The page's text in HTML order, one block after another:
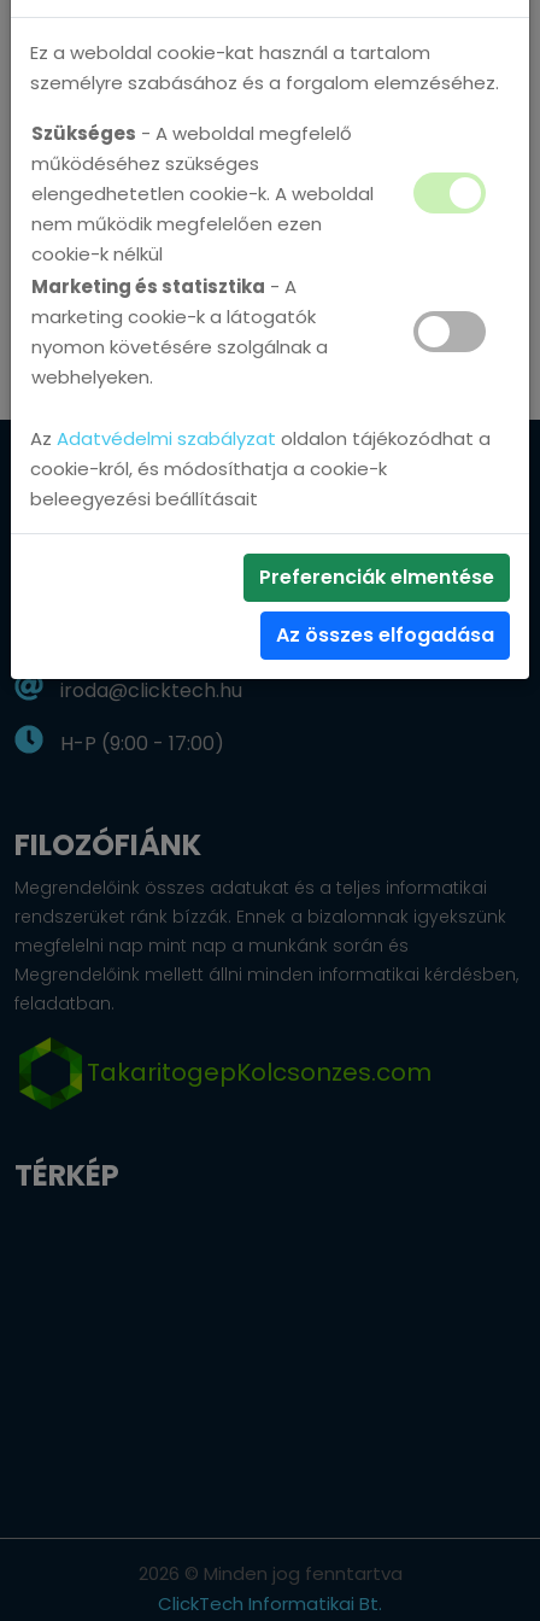
Cégünk a szakmában eltöltött évtizedek alatt nagy
tapasztalatra tett szert IT rendszerek tervezése,
kivitelezése és a megvalósulási folyamat
támogatásában.
Erre a szakismeretre támaszkodva támogatjuk
Ügyfeleink új IT rendszereinek bevezetését az ötlettől
egészen a tényeleges profittermelésig.
1148 Budapest, Adria sétány 10/c
iroda@clicktech.hu
H-P (9:00 - 17:00)
FILOZÓFIÁNK
Megrendelőink összes adatukat és a teljes informatikai
rendszerüket ránk bízzák. Ennek a bizalomnak igyekszünk
megfelelni nap mint nap a munkánk során és
Megrendelőink mellett állni minden informatikai kérdésben,
feladatban.
TakaritogepKolcsonzes.com
TÉRKÉP
2026 © Minden jog fenntartva
ClickTech Informatikai Bt.
Ez a weboldal cookie-kat használ a tartalom
személyre szabásához és a forgalom elemzéséhez.
Szükséges - A weboldal megfelelő
működéséhez szükséges
elengedhetetlen cookie-k. A weboldal
nem működik megfelelően ezen
cookie-k nélkül
Marketing és statisztika - A
marketing cookie-k a látogatók
nyomon követésére szolgálnak a
webhelyeken.
Az Adatvédelmi szabályzat oldalon tájékozódhat a
cookie-król, és módosíthatja a cookie-k
beleegyezési beállításait
Preferenciák elmentése
Az összes elfogadása